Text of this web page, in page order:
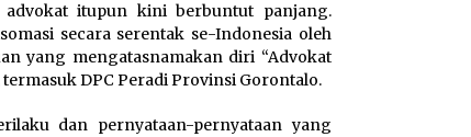
itupun kini berbuntut panjang.
secara serentak se-Indonesia oleh
yang mengatasnamakan diri “Advokat
DPC Peradi Provinsi Gorontalo.
dan pernyataan-pernyataan yang